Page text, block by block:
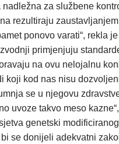
za službene
rezultiraju
ponovo varati“, rekla
primjenjuju
na ovu nelojalnu
kod nas nisu
se u njegovu
uvoze takvo meso
genetski
se donijeli adekvatni